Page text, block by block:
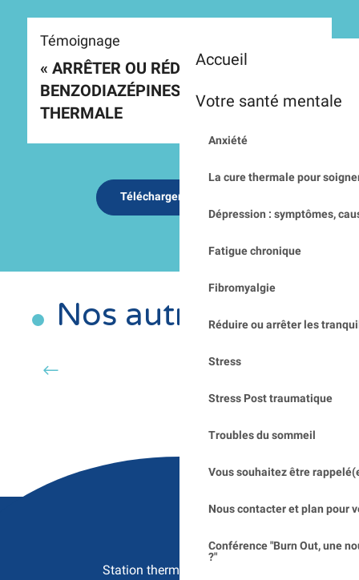
Accueil
Votre santé mentale
Anxiété
La cure thermale pour
Dépression : symptômes,
Fatigue chronique
Fibromyalgie
Réduire ou arrêter les
Stress
Stress Post traumatique
Troubles du sommeil
Vous souhaitez être
Nous contacter et plan pour
Conférence "Burn Out, une
?"
Témoignage
« ARRÊTER OU RÉDUIRE LES
BENZODIAZÉPINES » AVEC LA CURE
THERMALE
Télécharger le dépliant
Nos autres stages
POST-CANCER DU SEIN
Station thermale de Saujon